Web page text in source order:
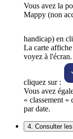
Vous avez la
Mappy (non
handicap) en
La carte
voyez à
cliquez sur :
Vous avez
« classement »
par date.
4. Consulter